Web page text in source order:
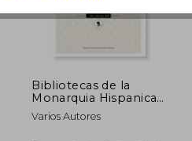
Bibliotecas de la
Monarquia Hispanica
en la Primera
Globalizacion (Siglos
Varios Autores